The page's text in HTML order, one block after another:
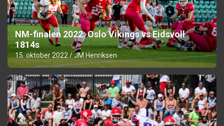
NM-finalen 2022: Oslo Vikings vs Eidsvoll
1814s
15. oktober 2022 JM Henriksen